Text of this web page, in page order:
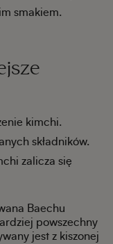
smakiem.
kimchi.
składników.
zalicza się
Baechu
powszechny
jest z kiszonej